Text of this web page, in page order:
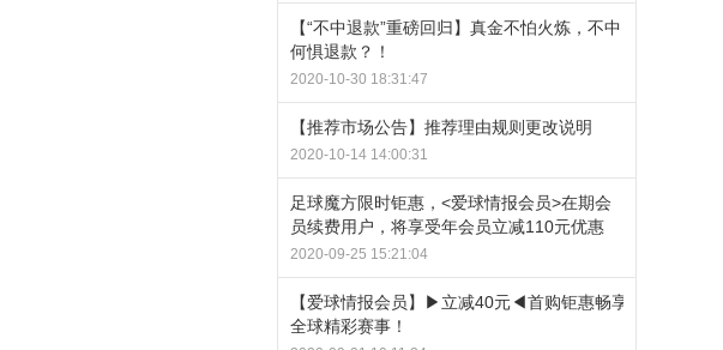
【“不中退款”重磅回归】真金不怕火炼，不中
何惧退款？！
2020-10-30 18:31:47
【推荐市场公告】推荐理由规则更改说明
2020-10-14 14:00:31
足球魔方限时钜惠，<爱球情报会员>在期会
员续费用户，将享受年会员立减110元优惠
2020-09-25 15:21:04
【爱球情报会员】▶立减40元◀首购钜惠畅享
全球精彩赛事！